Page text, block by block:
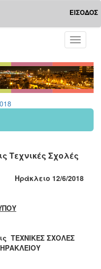
ΕΙΣΟΔΟΣ
Toggle
Τεχνικές Σχολές
Ηράκλειο 12/6/2018
ΤΕΧΝΙΚΕΣ ΣΧΟΛΕΣ